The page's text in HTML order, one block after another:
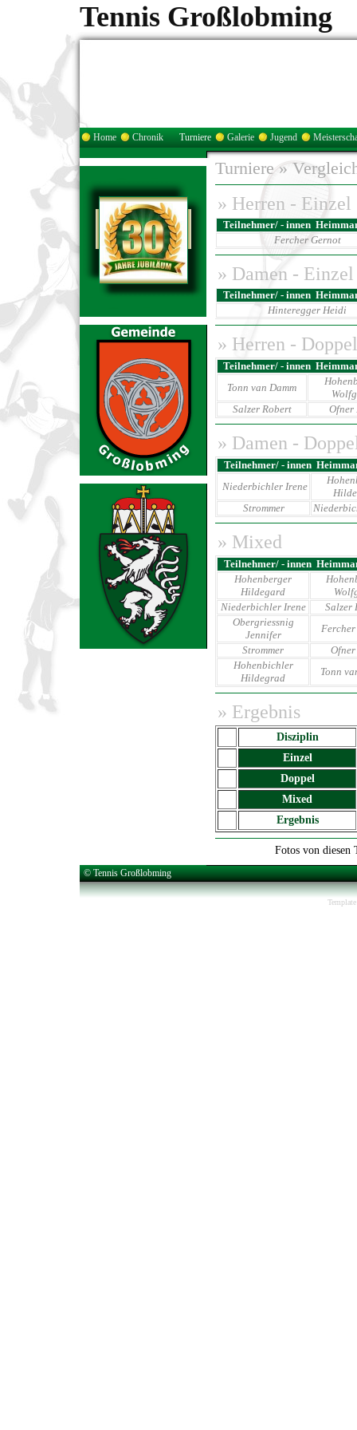
Tennis Großlobming
Home Chronik Turniere Galerie Jugend
Turniere »
» Herren - Einzel
Teilnehmer/ - innen
Fercher Gernot
» Damen - Einzel
Teilnehmer/ - innen
Hinteregger Heidi
» Herren - Doppel
Teilnehmer/ - innen
Tonn van Damm
Salzer Robert
Ofner
» Damen -
Teilnehmer/ - innen
Niederbichler Irene
Strommer
» Mixed
Teilnehmer/ - innen
Hohenberger
Hildegard
Niederbichler Irene
Salzer
Obergriessnig
Jennifer
Strommer
Hohenbichler
Hildegrad
Tonn
» Ergebnis
Disziplin
Einzel
Doppel
Mixed
Ergebnis
Fotos von
© Tennis Großlobming